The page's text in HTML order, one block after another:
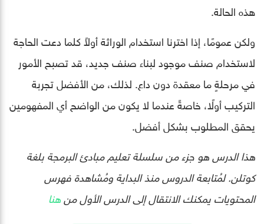
هذه الحالة.
ولكن عمومًا، إذا اخترنا استخدام الوراثة أولاً كلما دعت الحاجة
لاستخدام صنف موجود لبناء صنف جديد، قد تصبح الأمور
في مرحلةٍ ما معقدة دون داع. لذلك، من الأفضل تجربة
التركيب أولًا، خاصةً عندما لا يكون من الواضح أي المفهومين
يحقق المطلوب بشكل أفضل.
هذا الدرس هو جزء من سلسلة تعليم مبادئ البرمجة بلغة
كوتلن. لمُتابعة الدروس منذ البداية ومُشاهدة فهرس
المحتويات يمكنك الانتقال إلى الدرس الأول منهنا